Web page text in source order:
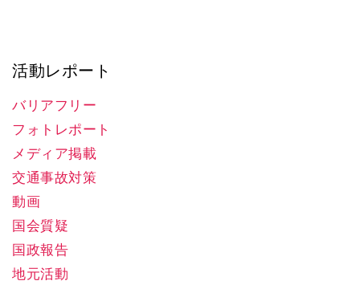
活動レポート
バリアフリー
フォトレポート
メディア掲載
交通事故対策
動画
国会質疑
国政報告
地元活動